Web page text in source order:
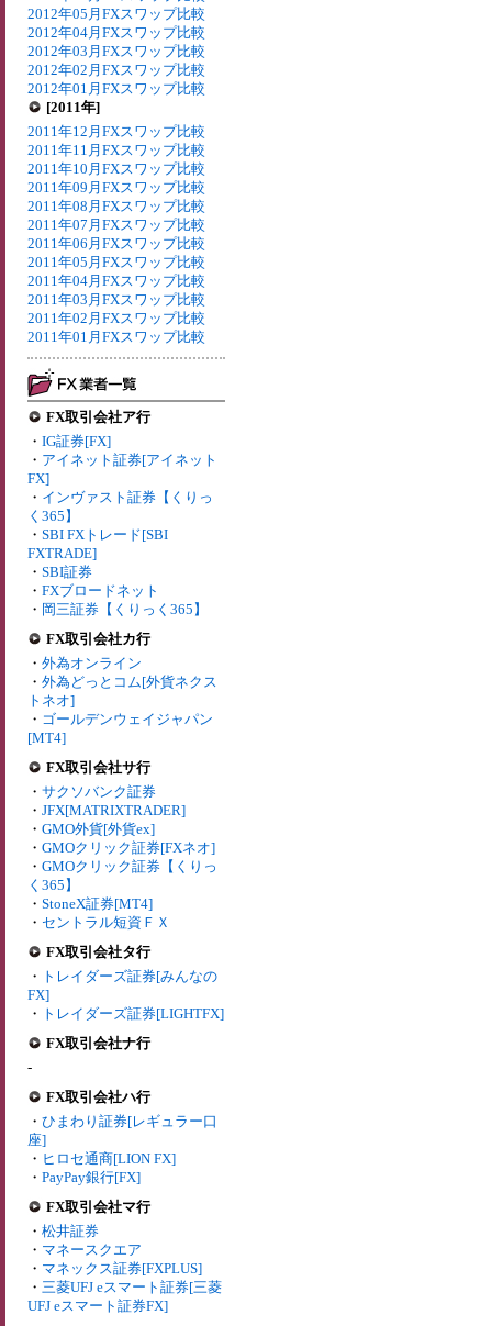
2012年05月FXスワップ比較
2012年04月FXスワップ比較
2012年03月FXスワップ比較
2012年02月FXスワップ比較
2012年01月FXスワップ比較
[2011年]
2011年12月FXスワップ比較
2011年11月FXスワップ比較
2011年10月FXスワップ比較
2011年09月FXスワップ比較
2011年08月FXスワップ比較
2011年07月FXスワップ比較
2011年06月FXスワップ比較
2011年05月FXスワップ比較
2011年04月FXスワップ比較
2011年03月FXスワップ比較
2011年02月FXスワップ比較
2011年01月FXスワップ比較
FX取引会社ア行
・ IG証券[FX]
・ アイネット証券[アイネット
FX]
・ インヴァスト証券【くりっ
く365】
・ SBI FXトレード[SBI
FXTRADE]
・ SBI証券
・ FXブロードネット
・ 岡三証券【くりっく365】
FX取引会社カ行
・ 外為オンライン
・ 外為どっとコム[外貨ネクス
トネオ]
・ ゴールデンウェイジャパン
[MT4]
FX取引会社サ行
・ サクソバンク証券
・ JFX[MATRIXTRADER]
・ GMO外貨[外貨ex]
・ GMOクリック証券[FXネオ]
・ GMOクリック証券【くりっ
く365】
・ StoneX証券[MT4]
・ セントラル短資ＦＸ
FX取引会社タ行
・ トレイダーズ証券[みんなの
FX]
・ トレイダーズ証券[LIGHTFX]
FX取引会社ナ行
-
FX取引会社ハ行
・ ひまわり証券[レギュラー口
座]
・ ヒロセ通商[LION FX]
・ PayPay銀行[FX]
FX取引会社マ行
・ 松井証券
・ マネースクエア
・ マネックス証券[FXPLUS]
・ 三菱UFJ eスマート証券[三菱
UFJ eスマート証券FX]